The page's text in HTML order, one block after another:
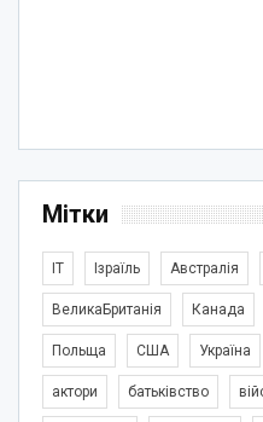
Мітки
IT Ізраїль Австралія
ВеликаБританія Канада
Польща США Україна
актори батьківство